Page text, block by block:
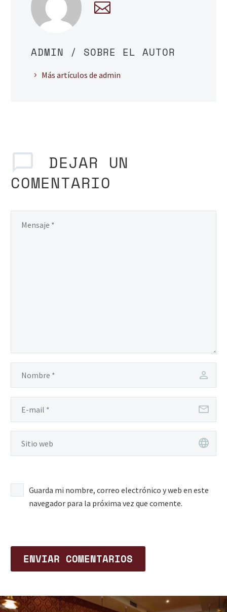
ADMIN / SOBRE EL AUTOR
Más artículos de admin
DEJAR UN
COMENTARIO
Guarda mi nombre, correo electrónico y web en este
navegador para la próxima vez que comente.
ENVIAR COMENTARIOS